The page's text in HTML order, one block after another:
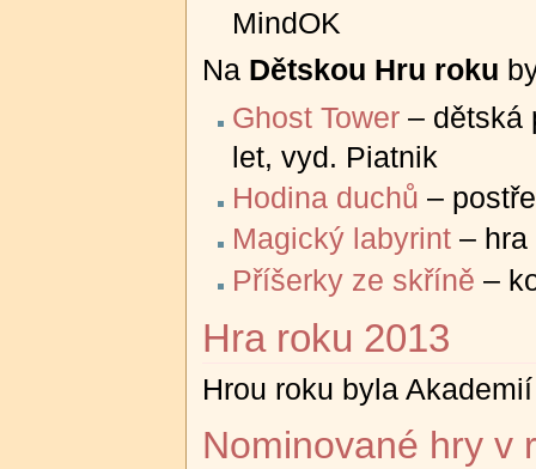
MindOK
Na Dětskou Hru roku
Ghost Tower – dětská
let, vyd. Piatnik
Hodina duchů –
Magický labyrint – hra
Příšerky ze skříně –
Hra roku 2013
Hrou roku byla
Nominované hry v